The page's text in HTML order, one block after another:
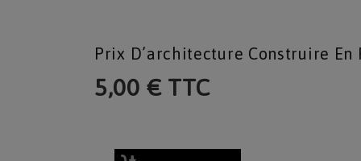
Prix D’architecture Construire
5,00 € TTC